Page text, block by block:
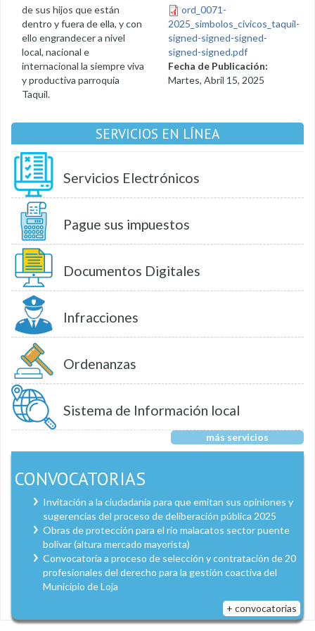
de sus hijos que están
dentro y fuera de ella, y con
ello engrandecer a nivel
local, nacional e
internacional la siempre viva
y productiva parroquia
Taquil.
ord_0071-
2025_simbolos_civicos_taquil-
signed-signed-signed-
signed-signed.pdf
Fecha de Publicación:
Martes, Abril 15, 2025
SERVICIOS EN LÍNEA
Servicios Electrónicos
Pague sus impuestos
Documentos Digitales
Infracciones
Ordenanzas
Sistema de Información local
más servicios
CONVOCATORIAS
Invitación a la ciudadanía para que emitan sus opiniones y
sugerencias del proceso de deliberación pública 2025
Obras de protección para el río malacatos sector puente
bolívar (altura mercado mayorista)
Convocatoria a proceso de selección y contratación de 20
profesionales del derecho para la gestión coactiva del
Municipio de Loja
+ convocatorias